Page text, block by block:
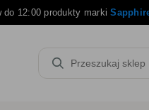
do 12:00 produkty marki